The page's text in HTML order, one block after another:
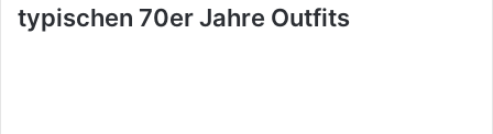
typischen 70er Jahre Outfits